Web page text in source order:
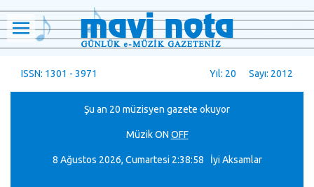
ISSN: 1301 - 3971 Yıl: 20 Sayı: 2012
Şu an 20 müzisyen gazete okuyor
MüzikON OFF
8 Ağustos 2026, Cumartesi 2:38:59 İyi Aksamlar